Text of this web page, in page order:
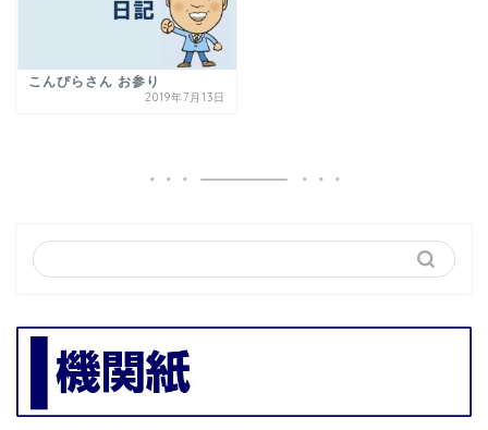
こんぴらさん お参り
2019年7月13日